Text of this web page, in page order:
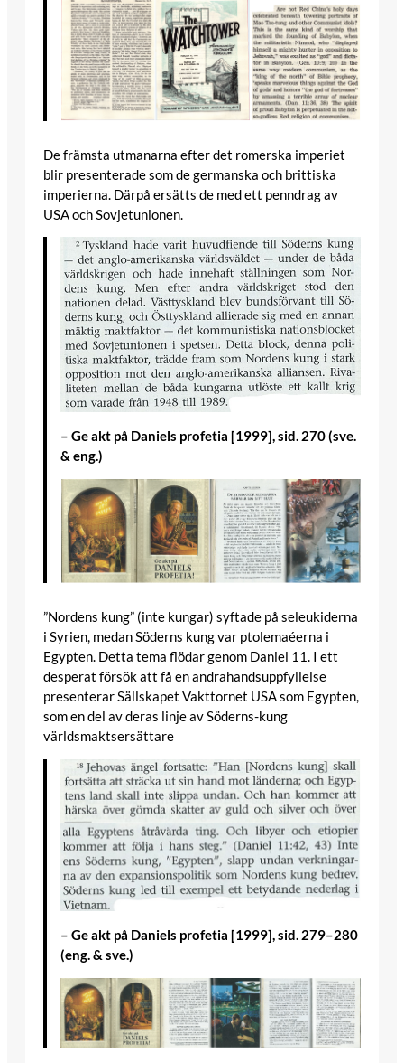
De främsta utmanarna efter det romerska imperiet
blir presenterade som de germanska och brittiska
imperierna. Därpå ersätts de med ett penndrag av
USA och Sovjetunionen.
– Ge akt på Daniels profetia [1999], sid. 270 (sve.
& eng.)
”Nordens kung” (inte kungar) syftade på seleukiderna
i Syrien, medan Söderns kung var ptolemaéerna i
Egypten. Detta tema flödar genom Daniel 11. I ett
desperat försök att få en andrahandsuppfyllelse
presenterar Sällskapet Vakttornet USA som Egypten,
som en del av deras linje av Söderns-kung
världsmaktsersättare
– Ge akt på Daniels profetia [1999], sid. 279–280
(eng. & sve.)